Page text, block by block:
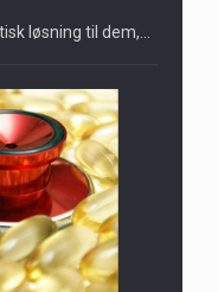
løsning til dem,…